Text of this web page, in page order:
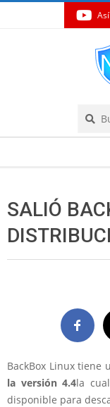
SALIÓ
BackBox Linux tiene
la versión 4.4la
disponible para